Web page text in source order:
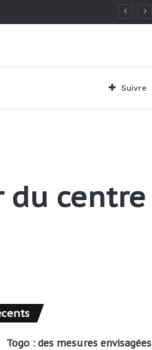
Suivre
du centre
Togo : des mesures envisagées